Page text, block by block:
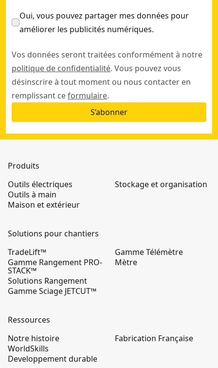
Oui, vous pouvez partager mes données pour
améliorer les publicités numériques.
Vos données seront traitées conformément à notre
politique de confidentialité. Vous pouvez vous
désinscrire à tout moment ou nous contacter en
remplissant ceformulaire.
S’abonner
Produits
Outils électriques
Outils à main
Maison et extérieur
Stockage et organisation
Solutions pour chantiers
TradeLift™
Gamme Rangement PRO-
STACK™
Solutions Rangement
Gamme Sciage JETCUT™
Gamme Télémètre
Mètre
Ressources
Notre histoire
WorldSkills
Developpement durable
Fabrication Française